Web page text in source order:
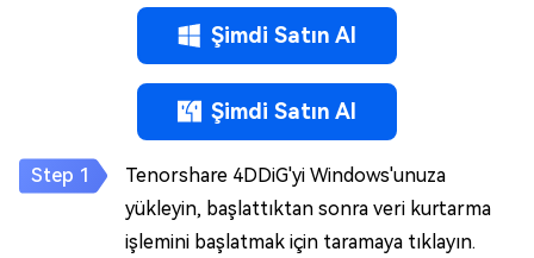
Şimdi Satın Al
Şimdi Satın Al
Tenorshare 4DDiG'yi Windows'unuza
yükleyin, başlattıktan sonra veri kurtarma
işlemini başlatmak için taramaya tıklayın.